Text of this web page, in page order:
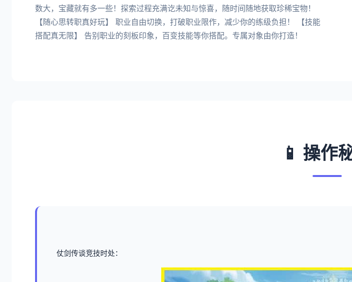
数大，宝藏就有多一些！探索过程充满讫未知与惊喜，随时间随地获取珍稀宝物！
【随心思转职真好玩】 职业自由切换，打破职业限作，减少你的练级负担！ 【技能
搭配真无限】 告别职业的刻板印象，百变技能等你搭配。专属对象由你打造！
📱 操作
仗剑传谈竞技时处：